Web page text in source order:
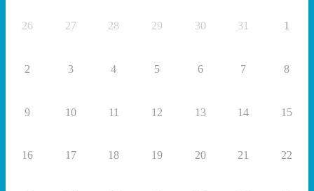
26 27 28 29 30 31 1
2 3 4 5 6 7 8
9 10 11 12 13 14 15
16 17 18 19 20 21 22